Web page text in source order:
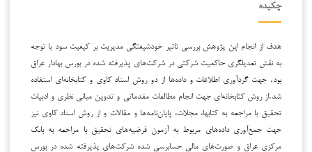
چکیده
هدف از انجام این پژوهش بررسی تاثیر خودشیفتگی مدیریت بر کیفیت سود با توجه
به نقش تعدیلگری حاکمیت شرکتی در شرکت‌های پذیرفته شده در بورس بهادار عراق
بود. جهت گردآوری اطلاعات و داده‌ها از دو روش اسناد کاوی و کتابخانه‌ای استفاده
شد.از روش کتابخانه‌ای جهت انجام مطالعات مقدماتی و تدوین مبانی نظری و ادبیات
تحقیق با مراجعه به کتابها، مجلات، پایان‌نامه‌ها و مقالات و از روش اسناد کاوی نیز
جهت جمع‌آوری داده‌های مربوط به آزمون فرضیه‌های تحقیق با مراجعه به بانک
مرکزی عراق و صورت‌های مالی حسابرسی شده شرکت‌های پذیرفته شده در بورس